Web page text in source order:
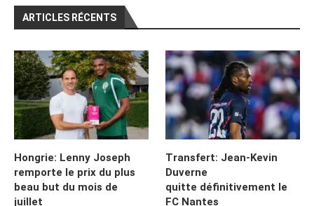
ARTICLES RÉCENTS
Hongrie: Lenny Joseph
remporte le prix du plus
beau but du mois de
juillet
Transfert: Jean-Kevin
Duverne
quitte définitivement le
FC Nantes